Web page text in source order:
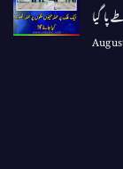
پا گیا